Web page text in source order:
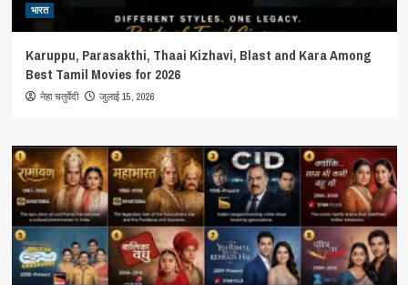
भारत
Karuppu, Parasakthi, Thaai Kizhavi, Blast and Kara Among
Best Tamil Movies for 2026
नेहा चतुर्वेदी जुलाई 15, 2026